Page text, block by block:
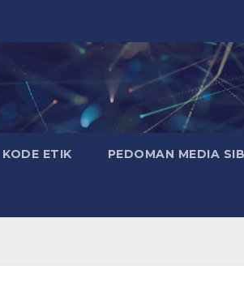
KODE ETIK PEDOMAN MEDIA